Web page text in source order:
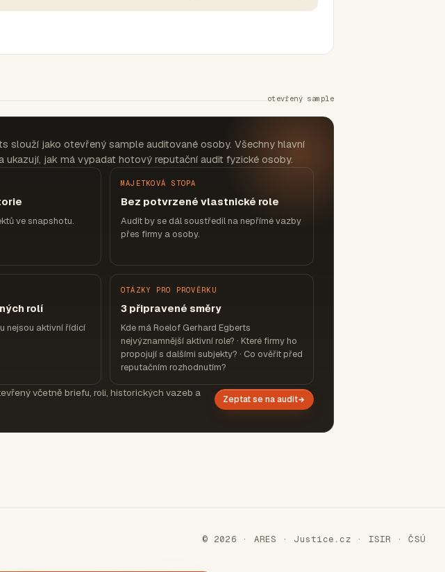
otevřený sample
slouží jako otevřený sample auditované osoby. Všechny hlavní
ukazují, jak má vypadat hotový reputační audit fyzické osoby.
ve snapshotu.
MAJETKOVÁ STOPA
Bez potvrzené vlastnické role
Audit by se dál soustředil na nepřímé vazby
přes firmy a osoby.
rolí
nejsou aktivní řídicí
OTÁZKY PRO PROVĚRKU
3 připravené směry
Kde má Roelof Gerhard Egberts
nejvýznamnější aktivní role? · Které firmy ho
propojují s dalšími subjekty? · Co ověřit před
reputačním rozhodnutím?
včetně briefu, rolí, historických vazeb a
Zeptat se na audit
© 2026 · ARES · Justice.cz · ISIR · ČSÚ